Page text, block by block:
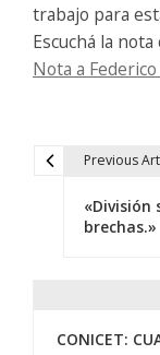
trabajo para
Escuchá la nota
Nota a
Previous
«División
brechas.»
CONICET: